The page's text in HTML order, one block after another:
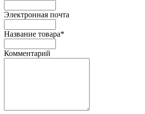
Электронная почта
Название товара*
Комментарий